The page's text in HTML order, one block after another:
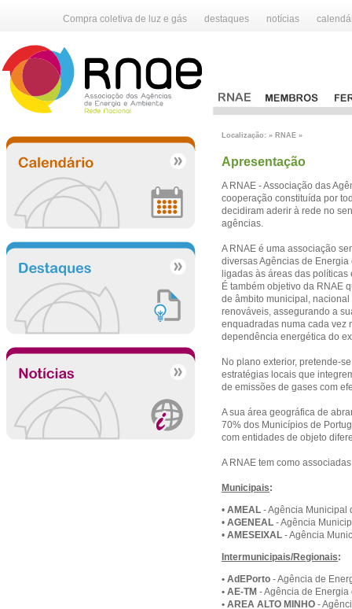
Compra coletiva de luz e gás destaques notícias
Localização: » RNAE »
Apresentação
A RNAE - Associação das
cooperação constituída por
decidiram aderir à rede no
agências.
A RNAE é uma associação
diversas Agências de
ligadas às áreas das
É também objetivo da RNAE
de âmbito municipal,
renováveis, assegurando a
enquadradas numa cada vez
dependência energética do
No plano exterior, pretende-
estratégias locais que
de emissões de gases com
A sua área geográfica de
70% dos Municípios de
com entidades de objeto
A RNAE tem como
Municipais:
• AMEAL - Agência Municipal
• AGENEAL - Agência
• AMESEIXAL - Agência
Intermunicipais/Regionais:
• AdEPorto - Agência de
• AE-TM - Agência de
• AREA ALTO MINHO -